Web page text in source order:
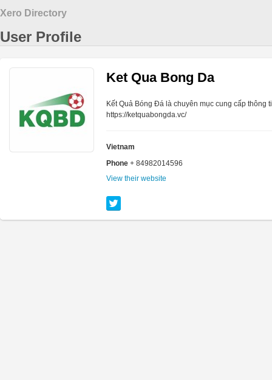
Xero Directory
User Profile
Ket Qua Bong Da
Kết Quả Bóng Đá là chuyên mục cung cấp thông
https://ketquabongda.vc/
Vietnam
Phone + 84982014596
View their website